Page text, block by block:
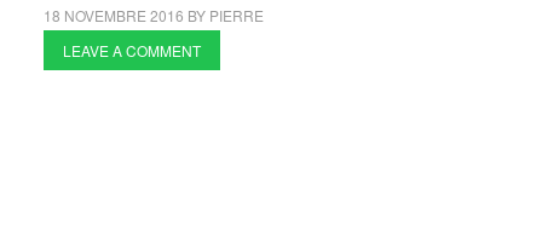
18 NOVEMBRE 2016 BY PIERRE
LEAVE A COMMENT